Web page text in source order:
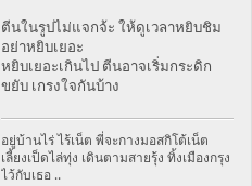
ตีนในรูปไม่แจกจ้ะ ให้ดูเวลาหยิบชิม
อย่าหยิบเยอะ
หยิบเยอะเกินไป ตีนอาจเริ่มกระดิก
ขยับ เกรงใจกันบ้าง
อยู่บ้านไร่ ไร้เน็ต พี่จะกางมอสกิโต้เน็ต
เลี้ยงเป็ดไล่ทุ่ง เดินตามสายรุ้ง ทิ้งเมืองกรุง
ไว้กับเธอ ..